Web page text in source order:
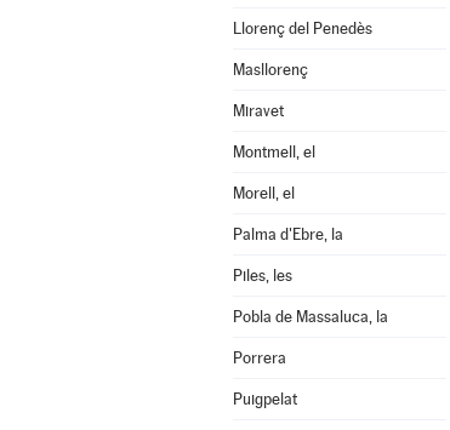
Llorenç del Penedès
Masllorenç
Miravet
Montmell, el
Morell, el
Palma d'Ebre, la
Piles, les
Pobla de Massaluca, la
Porrera
Puigpelat